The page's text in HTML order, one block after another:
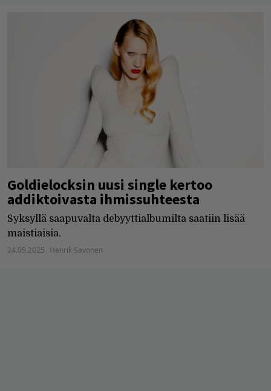
Goldielocksin uusi single kertoo
addiktoivasta ihmissuhteesta
Syksyllä saapuvalta debyyttialbumilta saatiin lisää
maistiaisia.
24.05.2025 Henrik Savonen